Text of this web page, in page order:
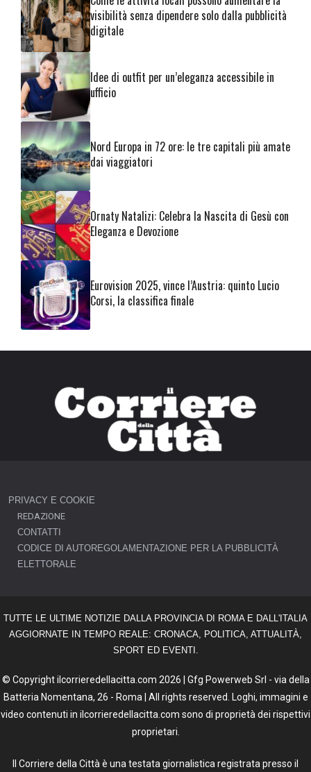
visibilità senza dipendere solo dalla pubblicità
digitale
Idee di outfit per un’eleganza accessibile in
ufficio
Nord Europa in 72 ore: le tre capitali più amate
dai viaggiatori
Ornaty Natalizi: Celebra la Nascita di Gesù con
Eleganza e Devozione
Eurovision 2025, vince l’Austria: quinto Lucio
Corsi, la classifica finale
PRIVACY E COOKIE
REDAZIONE
CONTATTI
CODICE DI AUTOREGOLAMENTAZIONE PER LA PUBBLICITÀ
ELETTORALE
TUTTE LE ULTIME NOTIZIE DALLA PROVINCIA DI ROMA E DALL'ITALIA
AGGIORNATE IN TEMPO REALE: CRONACA, POLITICA, ATTUALITÀ,
SPORT ED EVENTI.
© Copyright ilcorrieredellacitta.com 2026 | Gfg Powerweb Srl - via della
Batteria Nomentana, 26 - Roma | All rights reserved. Loghi, immagini e
video contenuti in ilcorrieredellacitta.com sono di proprietà dei rispettivi
proprietari.
Il Corriere della Città è una testata giornalistica registrata presso il